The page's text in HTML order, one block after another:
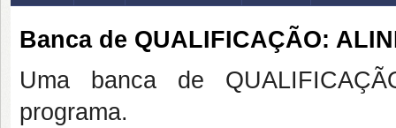
Banca de QUALIFICAÇÃO:
Uma banca de
programa.